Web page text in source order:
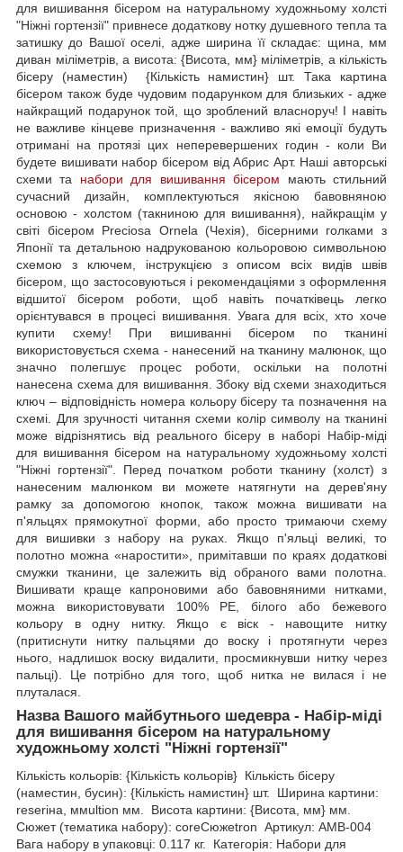
для вишивання бісером на натуральному художньому холсті
"Ніжні гортензії" привнесе додаткову нотку душевного тепла та
затишку до Вашої оселі, адже ширина її складає: щина, мм
диван міліметрів, а висота: {Висота, мм} міліметрів, а кількість
бісеру (наместин) {Кількість намистин} шт. Така картина
бісером також буде чудовим подарунком для близьких - адже
найкращий подарунок той, що зроблений власноруч! І навіть
не важливе кінцеве призначення - важливо які емоції будуть
отримані на протязі цих неперевершених годин - коли Ви
будете вишивати набор бісером від Абрис Арт. Наші авторські
схеми та набори для вишивання бісером мають стильний
сучасний дизайн, комплектуються якісною бавовняною
основою - холстом (такниною для вишивання), найкращім у
світі бісером Preciosa Ornela (Чехія), бісерними голками з
Японії та детальною надрукованою кольоровою символьною
схемою з ключем, інструкцією з описом всіх видів швів
бісером, що застосовуються і рекомендаціями з оформлення
відшитої бісером роботи, щоб навіть початківець легко
орієнтувався в процесі вишивання. Увага для всіх, хто хоче
купити схему! При вишиванні бісером по тканині
використовується схема - нанесений на тканину малюнок, що
значно полегшує процес роботи, оскільки на полотні
нанесена схема для вишивання. Збоку від схеми знаходиться
ключ – відповідність номера кольору бісеру та позначення на
схемі. Для зручності читання схеми колір символу на тканині
може відрізнятись від реального бісеру в наборі Набір-міді
для вишивання бісером на натуральному художньому холсті
"Ніжні гортензії". Перед початком роботи тканину (холст) з
нанесеним малюнком ви можете натягнути на дерев'яну
рамку за допомогою кнопок, також можна вишивати на
п'яльцях прямокутної форми, або просто тримаючи схему
для вишивки з набору на руках. Якщо п'яльці великі, то
полотно можна «наростити», примітавши по краях додаткові
смужки тканини, це залежить від обраного вами полотна.
Вишивати краще капроновими або бавовняними нитками,
можна використовувати 100% РЕ, білого або бежевого
кольору в одну нитку. Якщо є віск - навощите нитку
(притиснути нитку пальцями до воску і протягнути через
нього, надлишок воску видалити, просмикнувши нитку через
пальці). Це потрібно для того, щоб нитка не вилася і не
плуталася.
Назва Вашого майбутнього шедевра - Набір-міді
для вишивання бісером на натуральному
художньому холсті "Ніжні гортензії"
Кількість кольорів: {Кількість кольорів} Кількість бісеру
(наместин, бусин): {Кількість намистин} шт. Ширина картини:
reseriна, ммultion мм. Висота картини: {Висота, мм} мм.
Сюжет (тематика набору): coreСюжеtron Артикул: AMB-004
Вага набору в упаковці: 0.117 кг. Категорія: Набори для